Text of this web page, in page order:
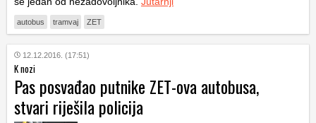
autobus tramvaj ZET
12.12.2016. (17:51)
K nozi
Pas posvađao putnike ZET-ova autobusa,
stvari riješila policija